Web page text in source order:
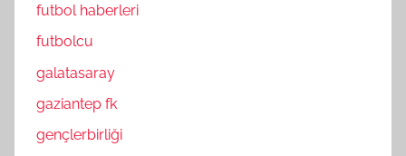
futbol haberleri
futbolcu
galatasaray
gaziantep fk
gençlerbirliği